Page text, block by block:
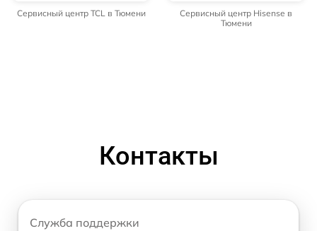
Сервисный центр TCL в Тюмени
Сервисный центр Hisense в
Тюмени
Контакты
Служба поддержки